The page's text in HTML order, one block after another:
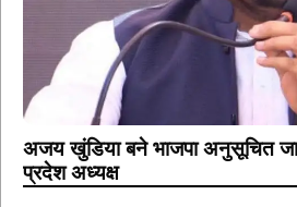
अजय खुंडिया बने भाजपा अनुसूचित
प्रदेश अध्यक्ष